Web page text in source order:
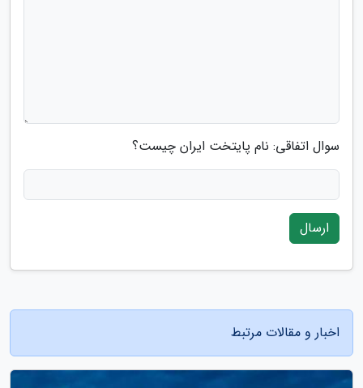
سوال اتفاقی: نام پایتخت ایران چیست؟
ارسال
اخبار و مقالات مرتبط